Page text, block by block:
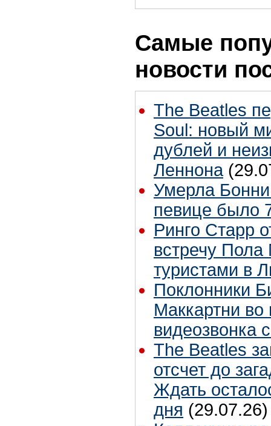
Самые
новости
The Beatles
Soul: новый
дублей и
Леннона
Умерла
певице было
Ринго Старр
встречу Пола
туристами в
Поклонники
Маккартни во
видеозвонка
The Beatles
отсчет до
Ждать
дня (29.07.26)